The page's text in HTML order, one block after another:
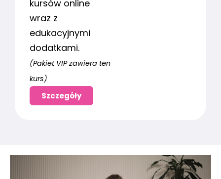
kursów online
wraz z
edukacyjnymi
dodatkami.
(Pakiet VIP zawiera ten
kurs)
Szczegóły